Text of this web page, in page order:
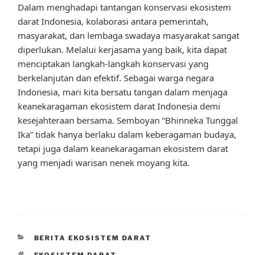
Dalam menghadapi tantangan konservasi ekosistem
darat Indonesia, kolaborasi antara pemerintah,
masyarakat, dan lembaga swadaya masyarakat sangat
diperlukan. Melalui kerjasama yang baik, kita dapat
menciptakan langkah-langkah konservasi yang
berkelanjutan dan efektif. Sebagai warga negara
Indonesia, mari kita bersatu tangan dalam menjaga
keanekaragaman ekosistem darat Indonesia demi
kesejahteraan bersama. Semboyan “Bhinneka Tunggal
Ika” tidak hanya berlaku dalam keberagaman budaya,
tetapi juga dalam keanekaragaman ekosistem darat
yang menjadi warisan nenek moyang kita.
CATEGORIES
BERITA EKOSISTEM DARAT